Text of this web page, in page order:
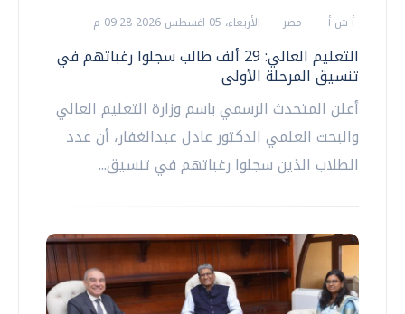
أ ش أ مصر الأربعاء، 05 اغسطس 2026 09:28 م
التعليم العالي: 29 ألف طالب سجلوا رغباتهم في
تنسيق المرحلة الأولى
أعلن المتحدث الرسمي باسم وزارة التعليم العالي
والبحث العلمي الدكتور عادل عبدالغفار، أن عدد
الطلاب الذين سجلوا رغباتهم في تنسيق...